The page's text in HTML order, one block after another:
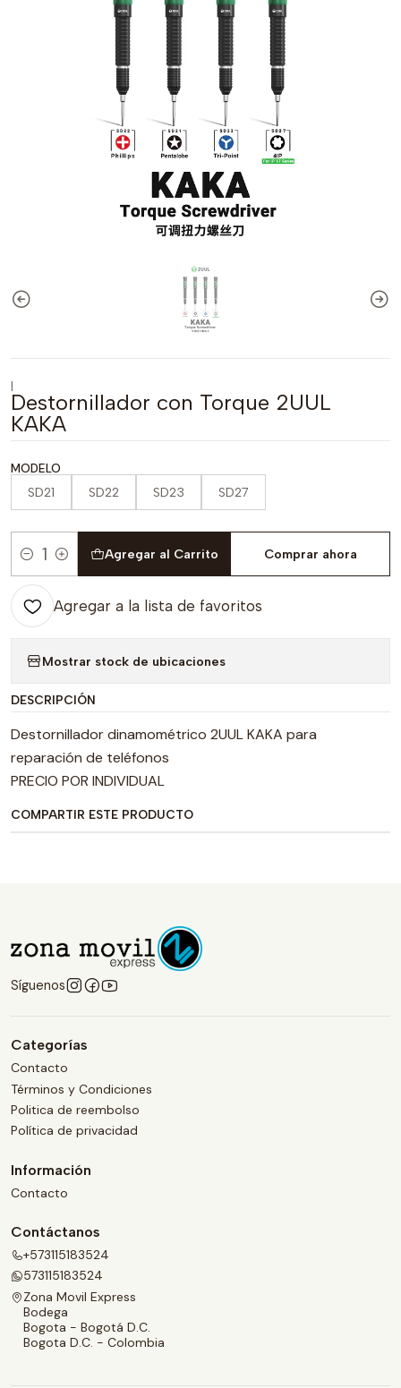
|
Destornillador con Torque 2UUL
KAKA
MODELO
SD21 SD22 SD23 SD27
Cantidad
Agregar al Carrito Comprar ahora
Agregar a la lista de favoritos
Mostrar stock de ubicaciones
DESCRIPCIÓN
Destornillador dinamométrico 2UUL KAKA para
reparación de teléfonos
PRECIO POR INDIVIDUAL
COMPARTIR ESTE PRODUCTO
Síguenos
Categorías
Contacto
Términos y Condiciones
Politica de reembolso
Política de privacidad
Información
Contacto
Contáctanos
+573115183524
573115183524
Zona Movil Express
Bodega
Bogota - Bogotá D.C.
Bogota D.C. - Colombia